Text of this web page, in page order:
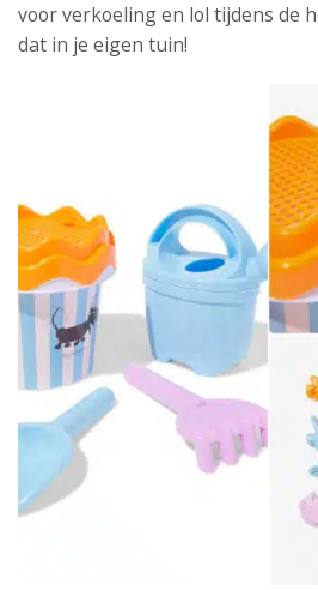
voor verkoeling en lol tijdens de
dat in je eigen tuin!